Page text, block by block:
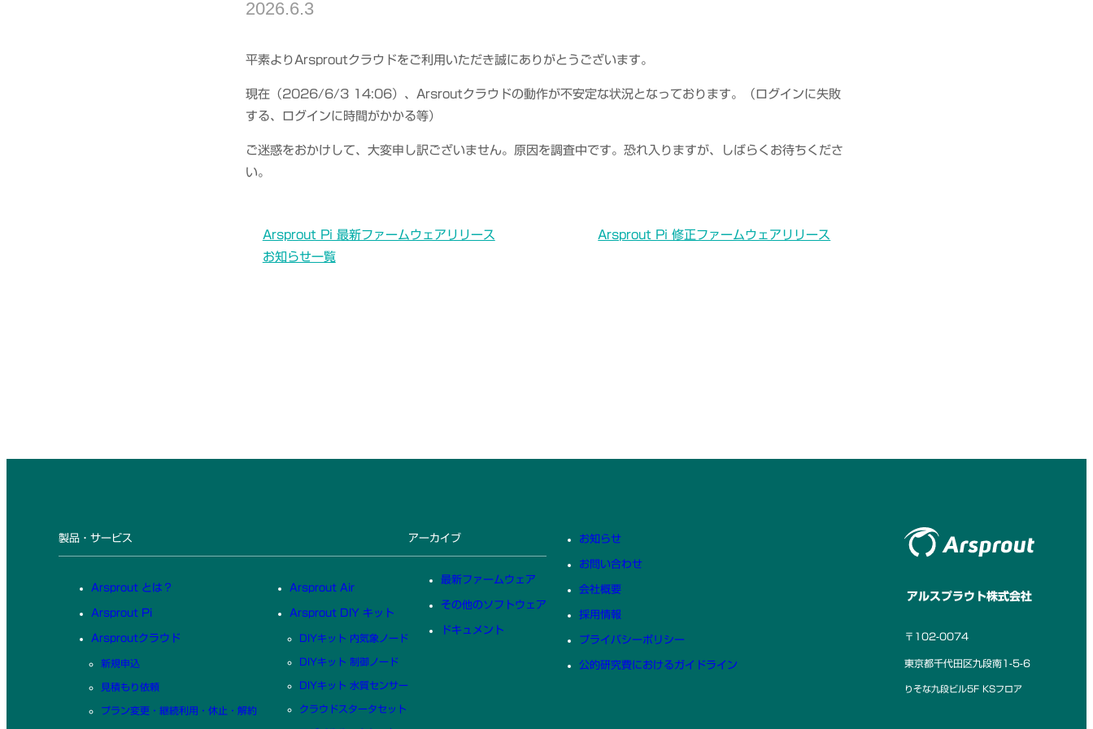
2026.6.3
平素よりArsproutクラウドをご利用いただき誠にありがとうございます。
現在（2026/6/3 14:06）、Arsroutクラウドの動作が不安定な状況となっております。（ログインに失敗
する、ログインに時間がかかる等）
ご迷惑をおかけして、大変申し訳ございません。原因を調査中です。恐れ入りますが、しばらくお待ちくださ
い。
Arsprout Pi 最新ファームウェアリリース
Arsprout Pi 修正ファームウェアリリース
お知らせ一覧
製品・サービス
Arsprout とは？
Arsprout Pi
Arsproutクラウド
新規申込
見積もり依頼
プラン変更・継続利用・休止・解約
Arsprout Air
Arsprout DIY キット
DIYキット 内気象ノード
DIYキット 制御ノード
DIYキット 水質センサー
クラウドスタータセット
アーカイブ
最新ファームウェア
その他のソフトウェア
ドキュメント
お知らせ
お問い合わせ
会社概要
採用情報
プライバシーポリシー
公的研究費におけるガイドライン
アルスプラウト株式会社
〒102-0074
東京都千代田区九段南1-5-6
りそな九段ビル5F KSフロア